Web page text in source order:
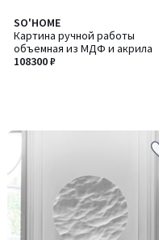
SO'HOME
Картина ручной работы
объемная из МДФ и акрила
108300 ₽